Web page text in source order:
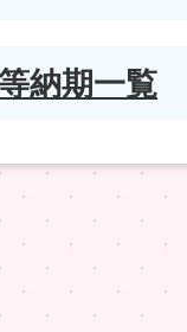
納期一覧